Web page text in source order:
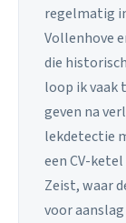
regelmatig
Vollenhove
die
loop ik vaak
geven na
lekdetectie
een CV-
Zeist, waar
voor